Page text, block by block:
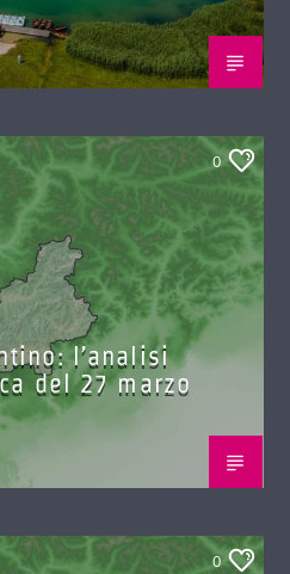
0
l’analisi
del 27 marzo
0